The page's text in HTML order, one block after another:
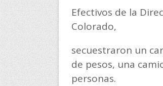
Efectivos de la
Colorado,
secuestraron un
de pesos, una
personas.